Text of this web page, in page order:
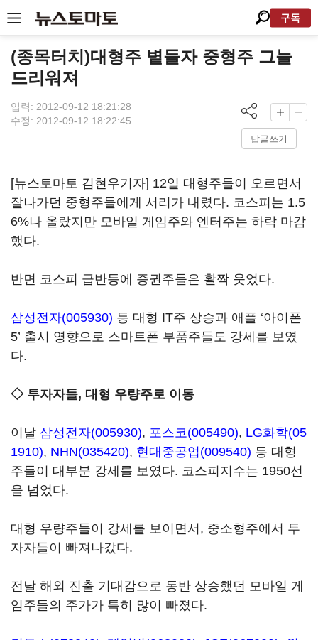
구독
(종목터치)대형주 볕들자 중형주 그늘
드리워져
입력: 2012-09-12 18:21:28
수정: 2012-09-12 18:22:45
답글쓰기
[뉴스토마토 김현우기자] 12일 대형주들이 오르면서
잘나가던 중형주들에게 서리가 내렸다. 코스피는 1.5
6%나 올랐지만 모바일 게임주와 엔터주는 하락 마감
했다.
반면 코스피 급반등에 증권주들은 활짝 웃었다.
삼성전자(005930) 등 대형 IT주 상승과 애플 ‘아이폰
5’ 출시 영향으로 스마트폰 부품주들도 강세를 보였
다.
◇ 투자자들, 대형 우량주로 이동
이날 삼성전자(005930), 포스코(005490), LG화학(05
1910), NHN(035420), 현대중공업(009540) 등 대형
주들이 대부분 강세를 보였다. 코스피지수는 1950선
을 넘었다.
대형 우량주들이 강세를 보이면서, 중소형주에서 투
자자들이 빠져나갔다.
전날 해외 진출 기대감으로 동반 상승했던 모바일 게
임주들의 주가가 특히 많이 빠졌다.